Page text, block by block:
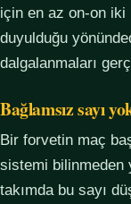
için en az on-on iki
duyulduğu
dalgalanmaları
Bağlamsız sayı
Bir forvetin maç
sistemi bilinmeden
takımda bu sayı